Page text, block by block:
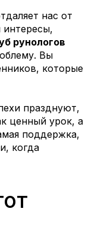
нас от
интересы,
рунологов
Вы
которые
празднуют,
ценный урок, а
поддержка,
когда